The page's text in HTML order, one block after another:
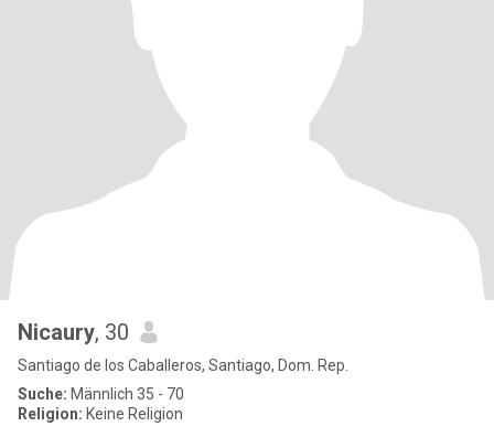
Nicaury, 30
Santiago de los Caballeros, Santiago, Dom. Rep.
Suche: Männlich 35 - 70
Religion: Keine Religion